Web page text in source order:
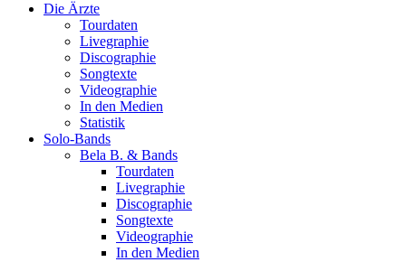
Die Ärzte
Tourdaten
Livegraphie
Discographie
Songtexte
Videographie
In den Medien
Statistik
Solo-Bands
Bela B. & Bands
Tourdaten
Livegraphie
Discographie
Songtexte
Videographie
In den Medien